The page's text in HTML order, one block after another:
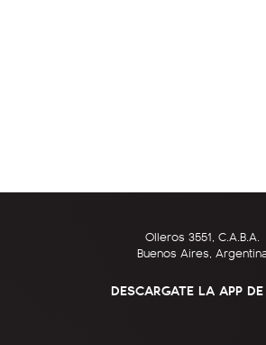
Olleros 3551, C.A.B.A.
Buenos Aires,
DESCARGATE LA APP